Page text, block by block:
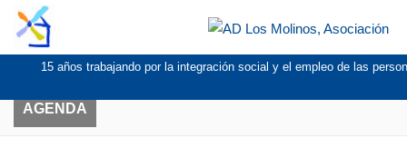
15 años trabajando por la integración social y el empleo de las
AGENDA